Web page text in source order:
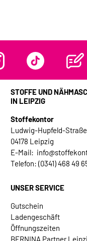
STOFFE UND
IN LEIPZIG
Stoffekontor
Ludwig-Hupfeld-
04178 Leipzig
E-Mail:
Telefon: (0341) 468 49
UNSER SERVICE
Gutschein
Ladengeschäft
Öffnungszeiten
BERNINA Partner